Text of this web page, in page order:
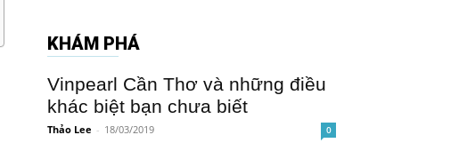
KHÁM PHÁ
Vinpearl Cần Thơ và những điều
khác biệt bạn chưa biết
Thảo Lee - 18/03/2019 0